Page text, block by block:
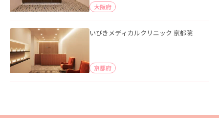
大阪府
いびきメディカルクリニック 京都院
京都府